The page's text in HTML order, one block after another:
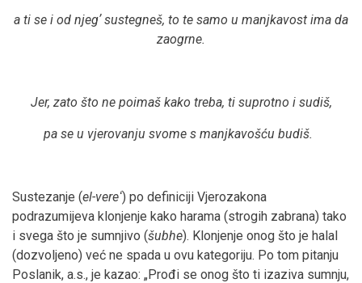
a ti se i od njegʼ sustegneš, to te samo u manjkavost ima da
zaogrne.
Jer, zato što ne poimaš kako treba, ti suprotno i sudiš,
pa se u vjerovanju svome s manjkavošću budiš.
Sustezanje (el-vereʻ) po definiciji Vjerozakona
podrazumijeva klonjenje kako harama (strogih zabrana) tako
i svega što je sumnjivo (šubhe). Klonjenje onog što je halal
(dozvoljeno) već ne spada u ovu kategoriju. Po tom pitanju
Poslanik, a.s., je kazao: „Prođi se onog što ti izaziva sumnju,